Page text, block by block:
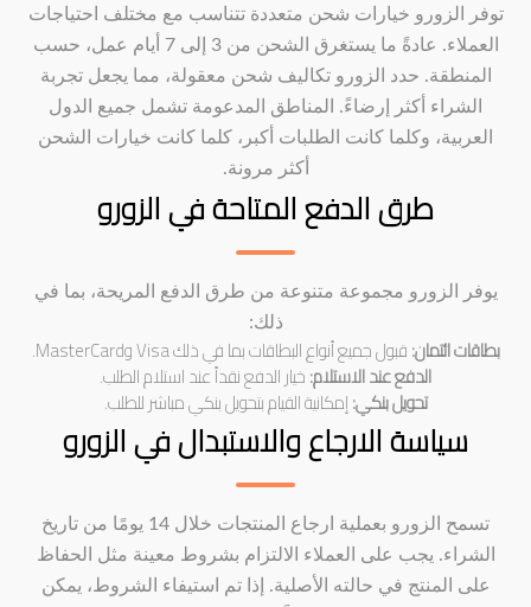
توفر الزورو خيارات شحن متعددة تتناسب مع مختلف احتياجات
العملاء. عادةً ما يستغرق الشحن من 3 إلى 7 أيام عمل، حسب
المنطقة. حدد الزورو تكاليف شحن معقولة، مما يجعل تجربة
الشراء أكثر إرضاءً. المناطق المدعومة تشمل جميع الدول
العربية، وكلما كانت الطلبات أكبر، كلما كانت خيارات الشحن
أكثر مرونة.
طرق الدفع المتاحة في الزورو
يوفر الزورو مجموعة متنوعة من طرق الدفع المريحة، بما في
ذلك:
بطاقات ائتمان:قبول جميع أنواع البطاقات بما في ذلك Visa وMasterCard.
الدفع عند الاستلام:خيار الدفع نقداً عند استلام الطلب.
تحويل بنكي:إمكانية القيام بتحويل بنكي مباشر للطلب.
سياسة الارجاع والاستبدال في الزورو
تسمح الزورو بعملية ارجاع المنتجات خلال 14 يومًا من تاريخ
الشراء. يجب على العملاء الالتزام بشروط معينة مثل الحفاظ
على المنتج في حالته الأصلية. إذا تم استيفاء الشروط، يمكن